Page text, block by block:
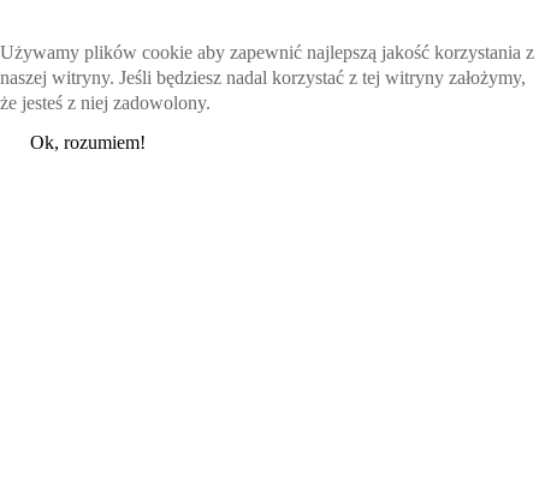
Używamy plików cookie aby zapewnić najlepszą jakość korzystania z
naszej witryny. Jeśli będziesz nadal korzystać z tej witryny założymy,
że jesteś z niej zadowolony.
Ok, rozumiem!